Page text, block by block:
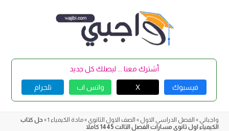
أشترك معنا ... ليصلك كل جديد
فيسبوك X واتس اب تلجرام
واجباتي » الفصل الدراسي الاول » الصف الاول الثانوي »مادة الكيمياء 1 » حل كتاب
الكيمياء اول ثانوي مسارات الفصل الثالث 1445 كاملا